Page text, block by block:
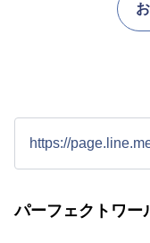
https://
パーフェクトワー